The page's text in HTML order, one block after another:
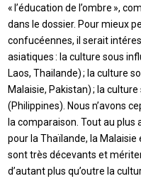
« l’éducation de l’ombre »,
dans le dossier. Pour mieux
confucéennes, il serait
asiatiques : la culture sous
Laos, Thailande) ; la culture
Malaisie, Pakistan) ; la
(Philippines). Nous n’avons
la comparaison. Tout au plus
pour la Thaïlande, la Malaisie
sont très décevants et
d’autant plus qu’outre la